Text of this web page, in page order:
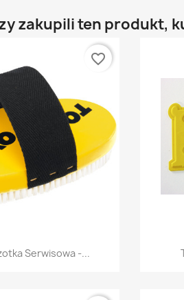
zakupili ten produkt,
podgląd
Serwisowa -...
favorite_border